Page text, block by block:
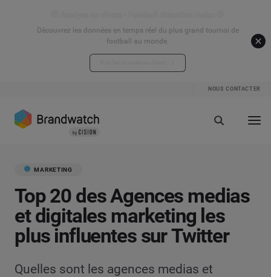
Découvrez les données en temps réel du plus grand tournoi de
football au monde.
NOUS CONTACTER
MARKETING
Top 20 des Agences medias
et digitales marketing les
plus influentes sur Twitter
Quelles sont les agences medias et